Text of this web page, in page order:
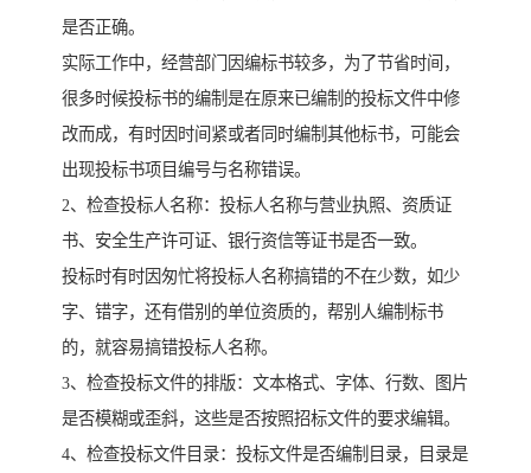
是否正确。
实际工作中，经营部门因编标书较多，为了节省时间，
很多时候投标书的编制是在原来已编制的投标文件中修
改而成，有时因时间紧或者同时编制其他标书，可能会
出现投标书项目编号与名称错误。
2、检查投标人名称：投标人名称与营业执照、资质证
书、安全生产许可证、银行资信等证书是否一致。
投标时有时因匆忙将投标人名称搞错的不在少数，如少
字、错字，还有借别的单位资质的，帮别人编制标书
的，就容易搞错投标人名称。
3、检查投标文件的排版：文本格式、字体、行数、图片
是否模糊或歪斜，这些是否按照招标文件的要求编辑。
4、检查投标文件目录：投标文件是否编制目录，目录是